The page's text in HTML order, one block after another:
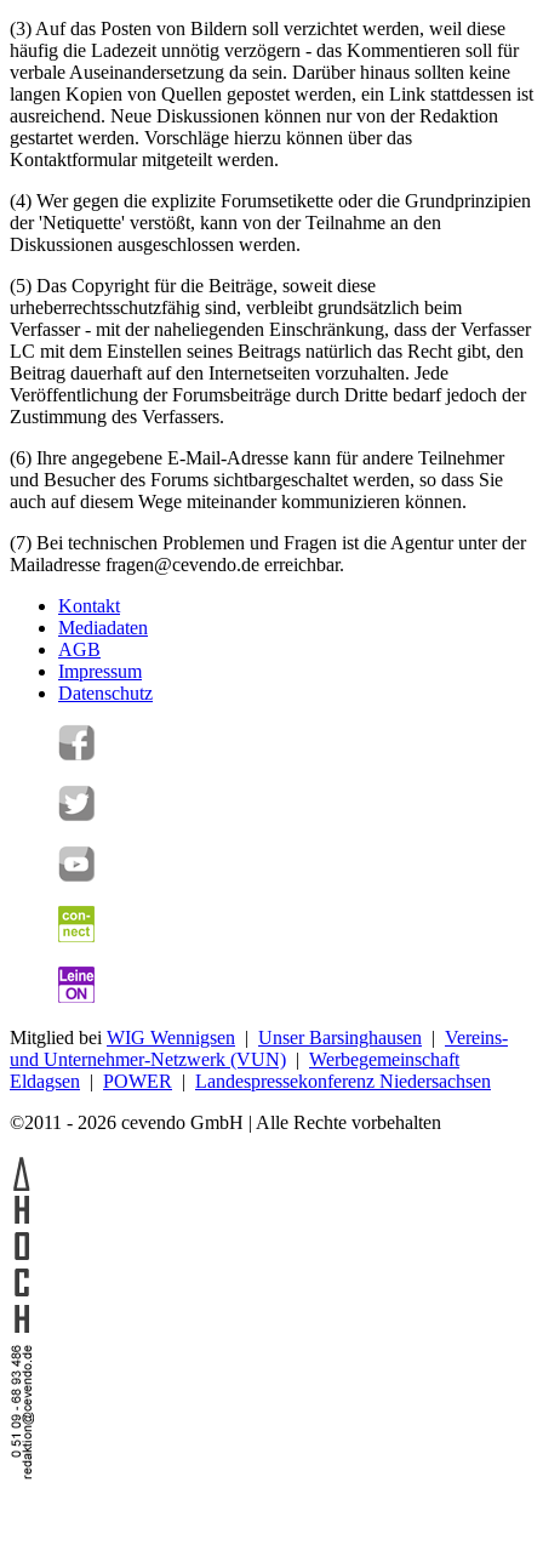
(3) Auf das Posten von Bildern soll verzichtet werden, weil diese
häufig die Ladezeit unnötig verzögern - das Kommentieren soll für
verbale Auseinandersetzung da sein. Darüber hinaus sollten keine
langen Kopien von Quellen gepostet werden, ein Link stattdessen ist
ausreichend. Neue Diskussionen können nur von der Redaktion
gestartet werden. Vorschläge hierzu können über das
Kontaktformular mitgeteilt werden.
(4) Wer gegen die explizite Forumsetikette oder die Grundprinzipien
der 'Netiquette' verstößt, kann von der Teilnahme an den
Diskussionen ausgeschlossen werden.
(5) Das Copyright für die Beiträge, soweit diese
urheberrechtsschutzfähig sind, verbleibt grundsätzlich beim
Verfasser - mit der naheliegenden Einschränkung, dass der Verfasser
LC mit dem Einstellen seines Beitrags natürlich das Recht gibt, den
Beitrag dauerhaft auf den Internetseiten vorzuhalten. Jede
Veröffentlichung der Forumsbeiträge durch Dritte bedarf jedoch der
Zustimmung des Verfassers.
(6) Ihre angegebene E-Mail-Adresse kann für andere Teilnehmer
und Besucher des Forums sichtbargeschaltet werden, so dass Sie
auch auf diesem Wege miteinander kommunizieren können.
(7) Bei technischen Problemen und Fragen ist die Agentur unter der
Mailadresse fragen@cevendo.de erreichbar.
Kontakt
Mediadaten
AGB
Impressum
Datenschutz
Mitglied bei WIG Wennigsen | Unser Barsinghausen | Vereins-
und Unternehmer-Netzwerk (VUN) | Werbegemeinschaft
Eldagsen | POWER | Landespressekonferenz Niedersachsen
©2011 - 2026 cevendo GmbH | Alle Rechte vorbehalten